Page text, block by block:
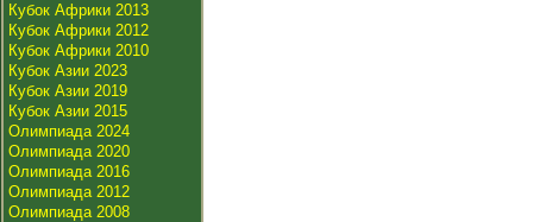
Кубок Африки 2013
Кубок Африки 2012
Кубок Африки 2010
Кубок Азии 2023
Кубок Азии 2019
Кубок Азии 2015
Олимпиада 2024
Олимпиада 2020
Олимпиада 2016
Олимпиада 2012
Олимпиада 2008